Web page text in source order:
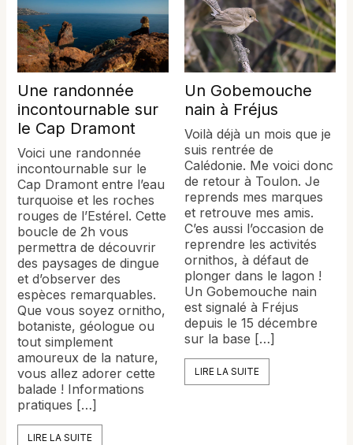
Une randonnée
incontournable sur
le Cap Dramont
Voici une randonnée
incontournable sur le
Cap Dramont entre l’eau
turquoise et les roches
rouges de l’Estérel. Cette
boucle de 2h vous
permettra de découvrir
des paysages de dingue
et d’observer des
espèces remarquables.
Que vous soyez ornitho,
botaniste, géologue ou
tout simplement
amoureux de la nature,
vous allez adorer cette
balade ! Informations
pratiques […]
LIRE LA SUITE
Un Gobemouche
nain à Fréjus
Voilà déjà un mois que je
suis rentrée de
Calédonie. Me voici donc
de retour à Toulon. Je
reprends mes marques
et retrouve mes amis.
C’es aussi l’occasion de
reprendre les activités
ornithos, à défaut de
plonger dans le lagon !
Un Gobemouche nain
est signalé à Fréjus
depuis le 15 décembre
sur la base […]
LIRE LA SUITE